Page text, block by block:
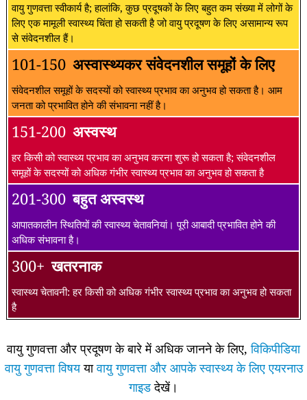
वायु गुणवत्ता स्वीकार्य है; हालांकि, कुछ प्रदूषकों के लिए बहुत कम संख्या में लोगों के
लिए एक मामूली स्वास्थ्य चिंता हो सकती है जो वायु प्रदूषण के लिए असामान्य रूप
से संवेदनशील हैं।
101-150 अस्वास्थ्यकर संवेदनशील समूहों के लिए
संवेदनशील समूहों के सदस्यों को स्वास्थ्य प्रभाव का अनुभव हो सकता है। आम
जनता को प्रभावित होने की संभावना नहीं है।
151-200 अस्वस्थ
हर किसी को स्वास्थ्य प्रभाव का अनुभव करना शुरू हो सकता है; संवेदनशील
समूहों के सदस्यों को अधिक गंभीर स्वास्थ्य प्रभाव का अनुभव हो सकता है
201-300 बहुत अस्वस्थ
आपातकालीन स्थितियों की स्वास्थ्य चेतावनियां। पूरी आबादी प्रभावित होने की
अधिक संभावना है।
300+ खतरनाक
स्वास्थ्य चेतावनी: हर किसी को अधिक गंभीर स्वास्थ्य प्रभाव का अनुभव हो सकता
है
वायु गुणवत्ता और प्रदूषण के बारे में अधिक जानने के लिए,विकिपीडिया
वायु गुणवत्ता विषययावायु गुणवत्ता और आपके स्वास्थ्य के लिए एयरनाउ
गाइडदेखें।